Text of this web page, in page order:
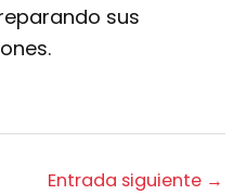
sus
Entrada siguiente →